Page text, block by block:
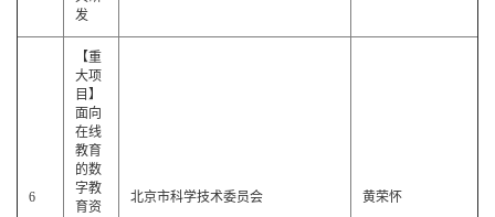
发
6
【重
大项
目】
面向
在线
教育
的数
字教
育资
北京市科学技术委员会 黄荣怀